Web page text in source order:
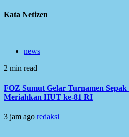
Kata Netizen
news
2 min read
FOZ Sumut Gelar Turnamen
Meriahkan HUT ke-81 RI
3 jam ago redaksi